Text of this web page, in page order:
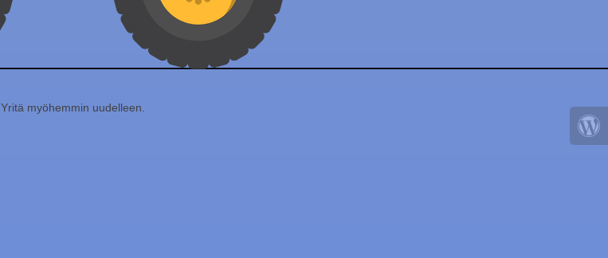
Yritä myöhemmin uudelleen.